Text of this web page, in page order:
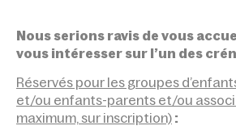
Nous serions ravis de vous
vous intéresser sur l’un des
Réservés pour les groupes
et/ou enfants-parents et/ou
maximum, sur inscription) :